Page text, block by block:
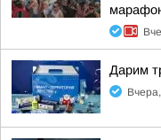
Дарим